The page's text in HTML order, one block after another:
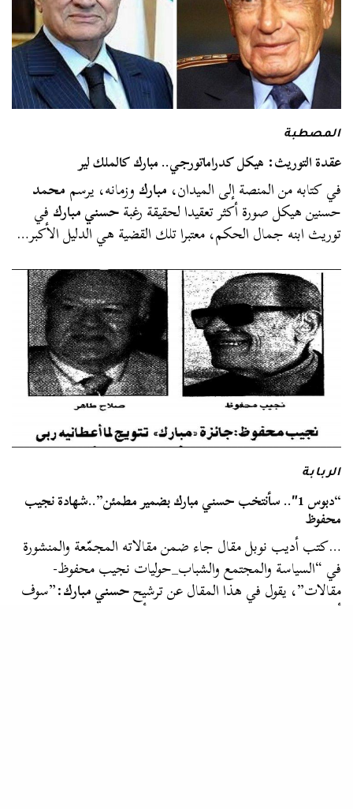
المصطبة
عقدة التوريث: هيكل كدراماتورجي.. مبارك كالملك لير
في كتابه من المنصة إلى الميدان، مباركوزمانه، يرسممحمد
حسنين هيكل صورة أكثر تعقيدا لحقيقة رغبةحسني مباركفي
توريث ابنه جمال الحكم، معتبرا تلك القضية هي الدليل الأكبر…
الربابة
“دبوس 1″.. سأنتخب حسني مبارك بضمير مطمئن”..شهادة نجيب
محفوظ
…كتب أديب نوبل مقال جاء ضمن مقالاته المجمّعة والمنشورة
في “السياسة والمجتمع والشباب_حوليات نجيب محفوظ-
مقالات”، يقول في هذا المقال عن ترشيححسني مبارك:”سوف
أنتخب حسني مبارك بضمير مطمئن، وأدعو كل…